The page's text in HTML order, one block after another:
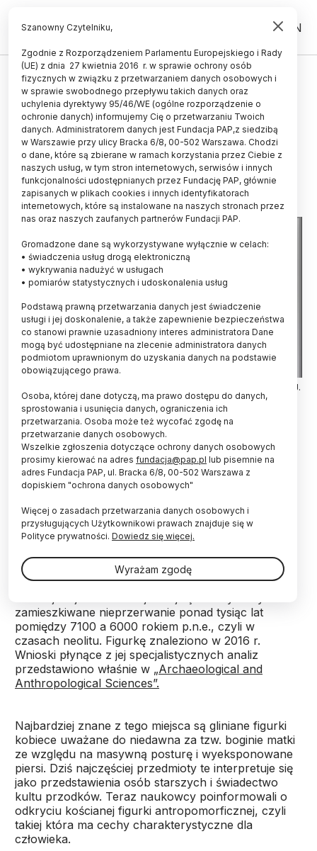
PL EN
HISTORIA I KULTURA
Unikatową, kościaną figurkę
odkryto w jednym z najstarszych
miast świata
28.01.2020
aktualizacja: 28.01.2020
2 minuty czytania
Figurka antropomorficzna odkryta przez polską badaczkę, fot. J.
Quinlan.
Figurkę przypominającą człowieka odkryła polska
badaczka w jednym z najstarszych miast świata -
Çatalhöyük w Turcji. To pierwszy taki przedmiot,
wykonany z kości, znany z tego miejsca.
Znalezisko ma ok. 8 tys. lat.
Odkrycia dokonano w jednym z największych
centrów protomiejskich pierwszych rolników i
jednym z najbardziej znanych stanowisk
archeologicznych świata - Çatalhöyük, które
położone jest w południowej części Wyżyny
zamieszkiwane nieprzerwanie ponad tysiąc lat
pomiędzy 7100 a 6000 rokiem p.n.e., czyli w
czasach neolitu. Figurkę znaleziono w 2016 r.
Wnioski płynące z jej specjalistycznych analiz
przedstawiono właśnie w „Archaeological and
Anthropological Sciences”.
Najbardziej znane z tego miejsca są gliniane figurki
kobiece uważane do niedawna za tzw. boginie matki
ze względu na masywną posturę i wyeksponowane
piersi. Dziś najczęściej przedmioty te interpretuje się
jako przedstawienia osób starszych i świadectwo
kultu przodków. Teraz naukowcy poinformowali o
odkryciu kościanej figurki antropomorficznej, czyli
takiej która ma cechy charakterystyczne dla
człowieka.
Szanowny Czytelniku,
Zgodnie z Rozporządzeniem Parlamentu Europejskiego i Rady
(UE) z dnia 27 kwietnia 2016 r. w sprawie ochrony osób
fizycznych w związku z przetwarzaniem danych osobowych i
w sprawie swobodnego przepływu takich danych oraz
uchylenia dyrektywy 95/46/WE (ogólne rozporządzenie o
ochronie danych) informujemy Cię o przetwarzaniu Twoich
danych. Administratorem danych jest Fundacja PAP,z siedzibą
w Warszawie przy ulicy Bracka 6/8, 00-502 Warszawa. Chodzi
o dane, które są zbierane w ramach korzystania przez Ciebie z
naszych usług, w tym stron internetowych, serwisów i innych
funkcjonalności udostępnianych przez Fundację PAP, głównie
zapisanych w plikach cookies i innych identyfikatorach
internetowych, które są instalowane na naszych stronach przez
nas oraz naszych zaufanych partnerów Fundacji PAP.
Gromadzone dane są wykorzystywane wyłącznie w celach:
• świadczenia usług drogą elektroniczną
• wykrywania nadużyć w usługach
• pomiarów statystycznych i udoskonalenia usług
Podstawą prawną przetwarzania danych jest świadczenie
usługi i jej doskonalenie, a także zapewnienie bezpieczeństwa
co stanowi prawnie uzasadniony interes administratora Dane
mogą być udostępniane na zlecenie administratora danych
podmiotom uprawnionym do uzyskania danych na podstawie
obowiązującego prawa.
Osoba, której dane dotyczą, ma prawo dostępu do danych,
sprostowania i usunięcia danych, ograniczenia ich
przetwarzania. Osoba może też wycofać zgodę na
przetwarzanie danych osobowych.
Wszelkie zgłoszenia dotyczące ochrony danych osobowych
prosimy kierować na adres fundacja@pap.pl lub pisemnie na
adres Fundacja PAP, ul. Bracka 6/8, 00-502 Warszawa z
dopiskiem "ochrona danych osobowych"
Więcej o zasadach przetwarzania danych osobowych i
przysługujących Użytkownikowi prawach znajduje się w
Polityce prywatności. Dowiedz się więcej.
Wyrażam zgodę